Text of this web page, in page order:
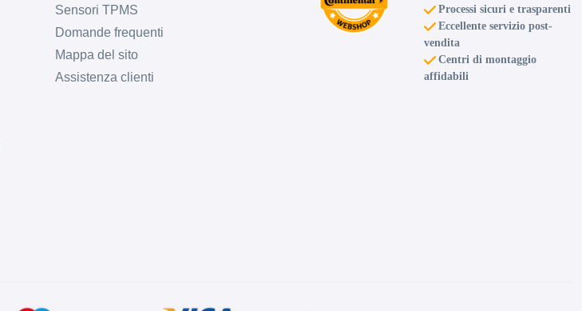
Sensori TPMS
Domande frequenti
Mappa del sito
Assistenza clienti
Processi sicuri e trasparenti
Eccellente servizio post-
vendita
Centri di montaggio
affidabili